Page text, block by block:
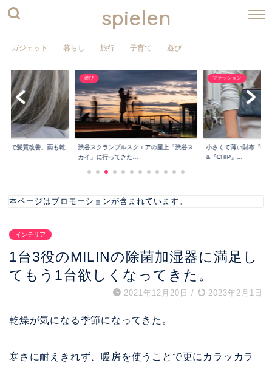
spielen
ガジェット 暮らし 旅行 子育て 遊び
スクエアの屋上「渋谷ス
ファッション
小さくて薄い財布『PRESSo』
&『CHIP』...
インテリア
190円で整理整頓で
ートマイバック』...
本ページはプロモーションが含まれています。
インテリア
1台3役のMILINの除菌加湿器に満足し
てもう1台欲しくなってきた。
2021年12月20日 / 2023年2月1日
乾燥が気になる季節になってきた。
寒さに耐えきれず、暖房を使うことで更にカラッカラ